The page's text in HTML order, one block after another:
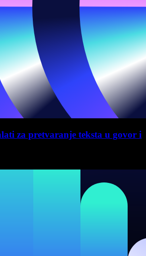
za pretvaranje teksta u govor i